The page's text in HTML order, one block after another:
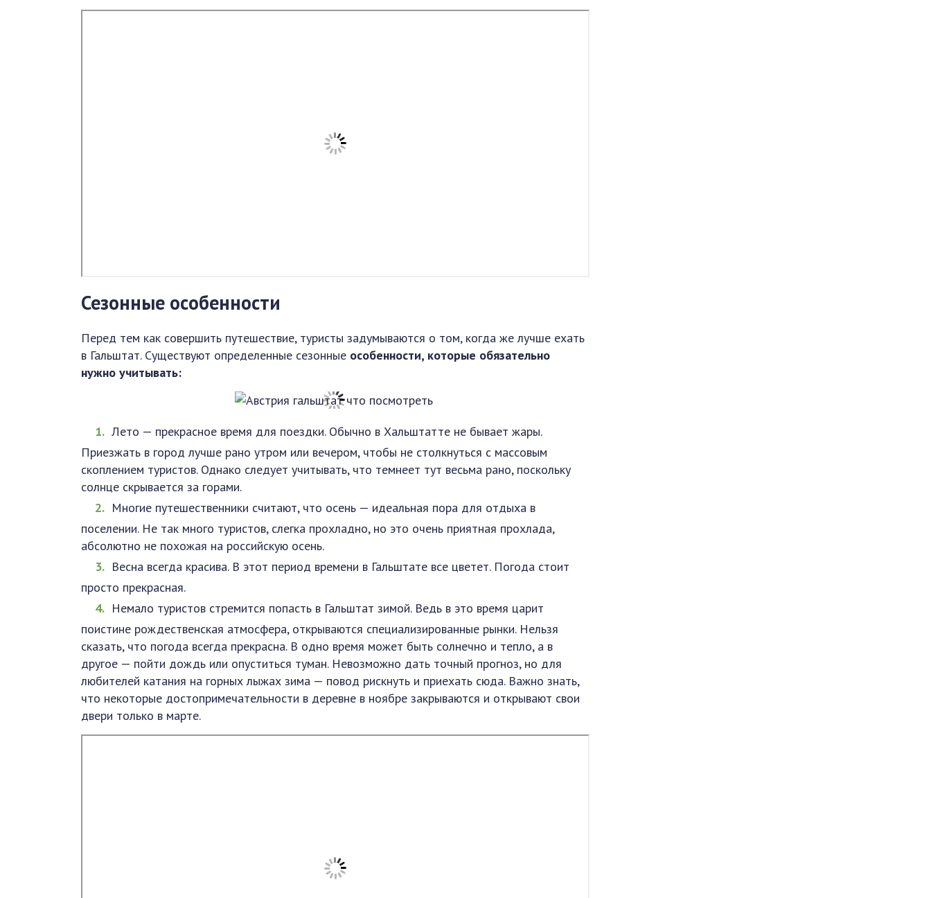
Сезонные особенности
Перед тем как совершить путешествие, туристы задумываются о том, когда же лучше ехать
в Гальштат. Существуют определенные сезонные особенности, которые обязательно
нужно учитывать:
Лето — прекрасное время для поездки. Обычно в Хальштатте не бывает жары.
Приезжать в город лучше рано утром или вечером, чтобы не столкнуться с массовым
скоплением туристов. Однако следует учитывать, что темнеет тут весьма рано, поскольку
солнце скрывается за горами.
Многие путешественники считают, что осень — идеальная пора для отдыха в
поселении. Не так много туристов, слегка прохладно, но это очень приятная прохлада,
абсолютно не похожая на российскую осень.
Весна всегда красива. В этот период времени в Гальштате все цветет. Погода стоит
просто прекрасная.
Немало туристов стремится попасть в Гальштат зимой. Ведь в это время царит
поистине рождественская атмосфера, открываются специализированные рынки. Нельзя
сказать, что погода всегда прекрасна. В одно время может быть солнечно и тепло, а в
другое — пойти дождь или опуститься туман. Невозможно дать точный прогноз, но для
любителей катания на горных лыжах зима — повод рискнуть и приехать сюда. Важно знать,
что некоторые достопримечательности в деревне в ноябре закрываются и открывают свои
двери только в марте.